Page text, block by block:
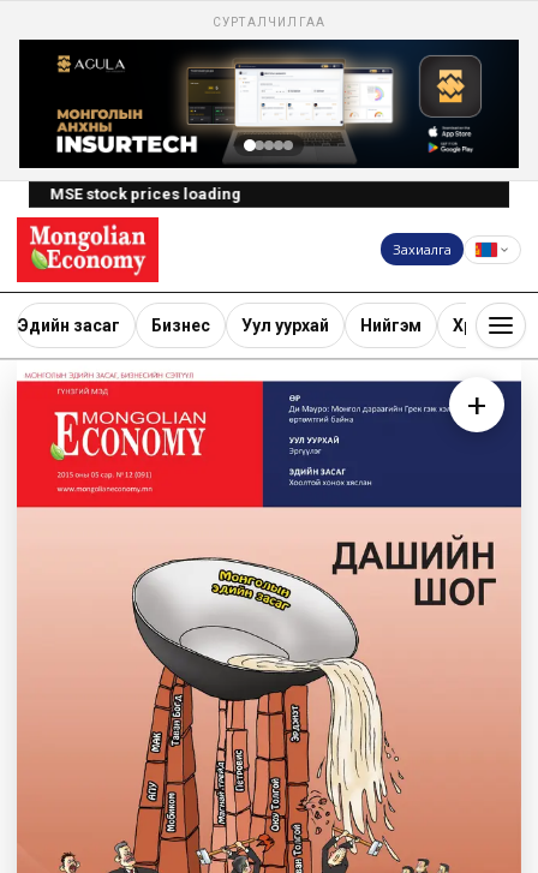
СУРТАЛЧИЛГАА
MSE stock prices loading
Захиалга
Эдийн засаг Бизнес Уул уурхай Нийгэм Хөрөнгө
+